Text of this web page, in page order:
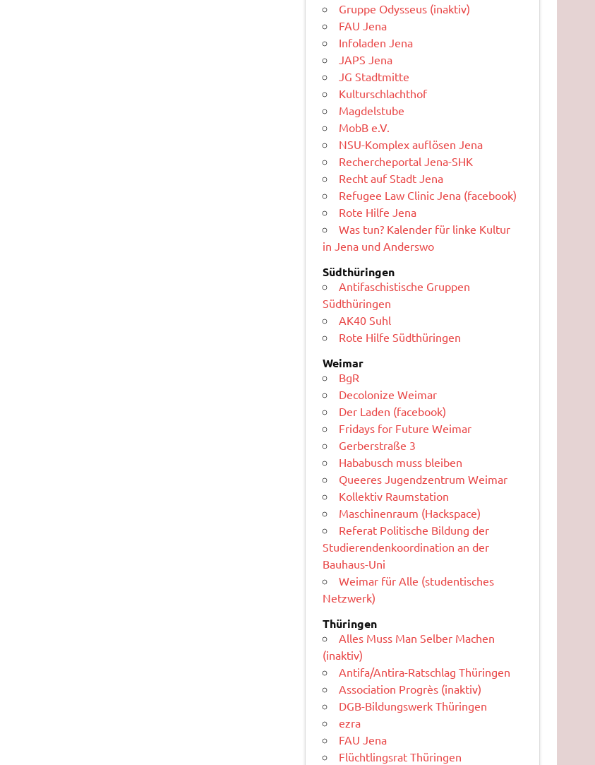
Gruppe Odysseus (inaktiv)
FAU Jena
Infoladen Jena
JAPS Jena
JG Stadtmitte
Kulturschlachthof
Magdelstube
MobB e.V.
NSU-Komplex auflösen Jena
Rechercheportal Jena-SHK
Recht auf Stadt Jena
Refugee Law Clinic Jena (facebook)
Rote Hilfe Jena
Was tun? Kalender für linke Kultur
in Jena und Anderswo
Südthüringen
Antifaschistische Gruppen
Südthüringen
AK40 Suhl
Rote Hilfe Südthüringen
Weimar
BgR
Decolonize Weimar
Der Laden (facebook)
Fridays for Future Weimar
Gerberstraße 3
Hababusch muss bleiben
Queeres Jugendzentrum Weimar
Kollektiv Raumstation
Maschinenraum (Hackspace)
Referat Politische Bildung der
Studierendenkoordination an der
Bauhaus-Uni
Weimar für Alle (studentisches
Netzwerk)
Thüringen
Alles Muss Man Selber Machen
(inaktiv)
Antifa/Antira-Ratschlag Thüringen
Association Progrès (inaktiv)
DGB-Bildungswerk Thüringen
ezra
FAU Jena
Flüchtlingsrat Thüringen